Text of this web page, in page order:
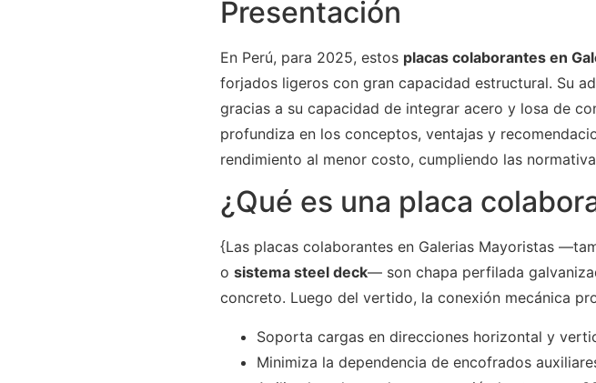
Presentación
En Perú, para 2025, estos placas colaborantes en
forjados ligeros con gran capacidad estructural. Su
gracias a su capacidad de integrar acero y losa de
profundiza en los conceptos, ventajas y
rendimiento al menor costo, cumpliendo las
¿Qué es una placa
{Las placas colaborantes en Galerias Mayoristas
o sistema steel deck— son chapa perfilada
concreto. Luego del vertido, la conexión mecánica
Soporta cargas en direcciones horizontal y
Minimiza la dependencia de encofrados